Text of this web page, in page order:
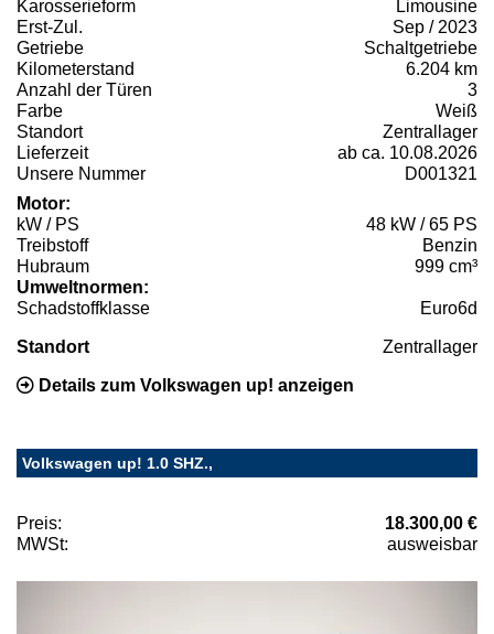
Karosserieform
Limousine
Erst-Zul.
Sep / 2023
Getriebe
Schaltgetriebe
Kilometerstand
6.204 km
Anzahl der Türen
3
Farbe
Weiß
Standort
Zentrallager
Lieferzeit
ab ca. 10.08.2026
Unsere Nummer
D001321
Motor:
kW / PS
48 kW / 65 PS
Treibstoff
Benzin
Hubraum
999 cm³
Umweltnormen:
Schadstoffklasse
Euro6d
Standort Zentrallager
Details zum Volkswagen up! anzeigen
Volkswagen up! 1.0 SHZ.,
Preis:
18.300,00 €
MWSt:
ausweisbar